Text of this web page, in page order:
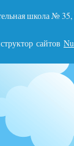
школа № 35,
сайтов